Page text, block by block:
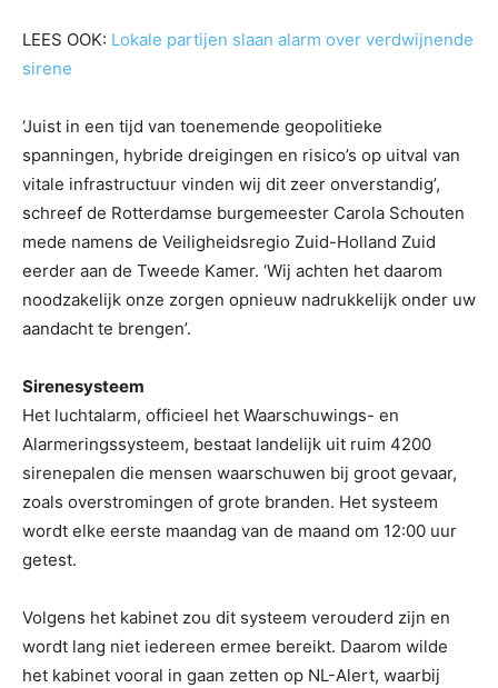
LEES OOK: Lokale partijen slaan alarm over verdwijnende
sirene
‘Juist in een tijd van toenemende geopolitieke
spanningen, hybride dreigingen en risico’s op uitval van
vitale infrastructuur vinden wij dit zeer onverstandig’,
schreef de Rotterdamse burgemeester Carola Schouten
mede namens de Veiligheidsregio Zuid-Holland Zuid
eerder aan de Tweede Kamer. ‘Wij achten het daarom
noodzakelijk onze zorgen opnieuw nadrukkelijk onder uw
aandacht te brengen’.
Sirenesysteem
Het luchtalarm, officieel het Waarschuwings- en
Alarmeringssysteem, bestaat landelijk uit ruim 4200
sirenepalen die mensen waarschuwen bij groot gevaar,
zoals overstromingen of grote branden. Het systeem
wordt elke eerste maandag van de maand om 12:00 uur
getest.
Volgens het kabinet zou dit systeem verouderd zijn en
wordt lang niet iedereen ermee bereikt. Daarom wilde
het kabinet vooral in gaan zetten op NL-Alert, waarbij